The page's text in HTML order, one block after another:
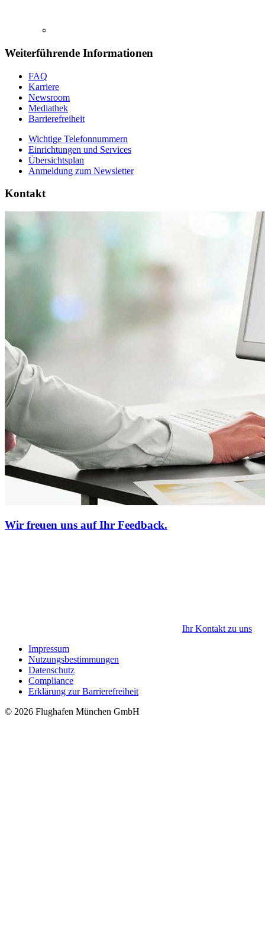
Weiterführende Informationen
FAQ
Karriere
Newsroom
Mediathek
Barrierefreiheit
Wichtige Telefonnummern
Einrichtungen und Services
Übersichtsplan
Anmeldung zum Newsletter
Kontakt
Wir freuen uns auf Ihr Feedback.
Ihr Kontakt zu uns
Impressum
Nutzungsbestimmungen
Datenschutz
Compliance
Erklärung zur Barrierefreiheit
© 2026 Flughafen München GmbH